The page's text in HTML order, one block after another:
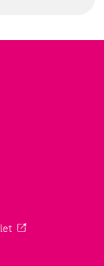
Tab geöffnet)
geöffnet)
(Wird in einem
geöffnet)